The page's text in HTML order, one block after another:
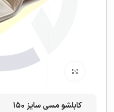
برای بزرگنمایی کلیک کنید
کابلشو مسی سایز ۱۵۰